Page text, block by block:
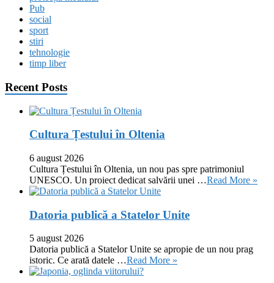
Pub
social
sport
stiri
tehnologie
timp liber
Recent Posts
Cultura Țestului în Oltenia
6 august 2026
Cultura Țestului în Oltenia, un nou pas spre patrimoniul
UNESCO. Un proiect dedicat salvării unei …Read More »
Datoria publică a Statelor Unite
5 august 2026
Datoria publică a Statelor Unite se apropie de un nou prag
istoric. Ce arată datele …Read More »